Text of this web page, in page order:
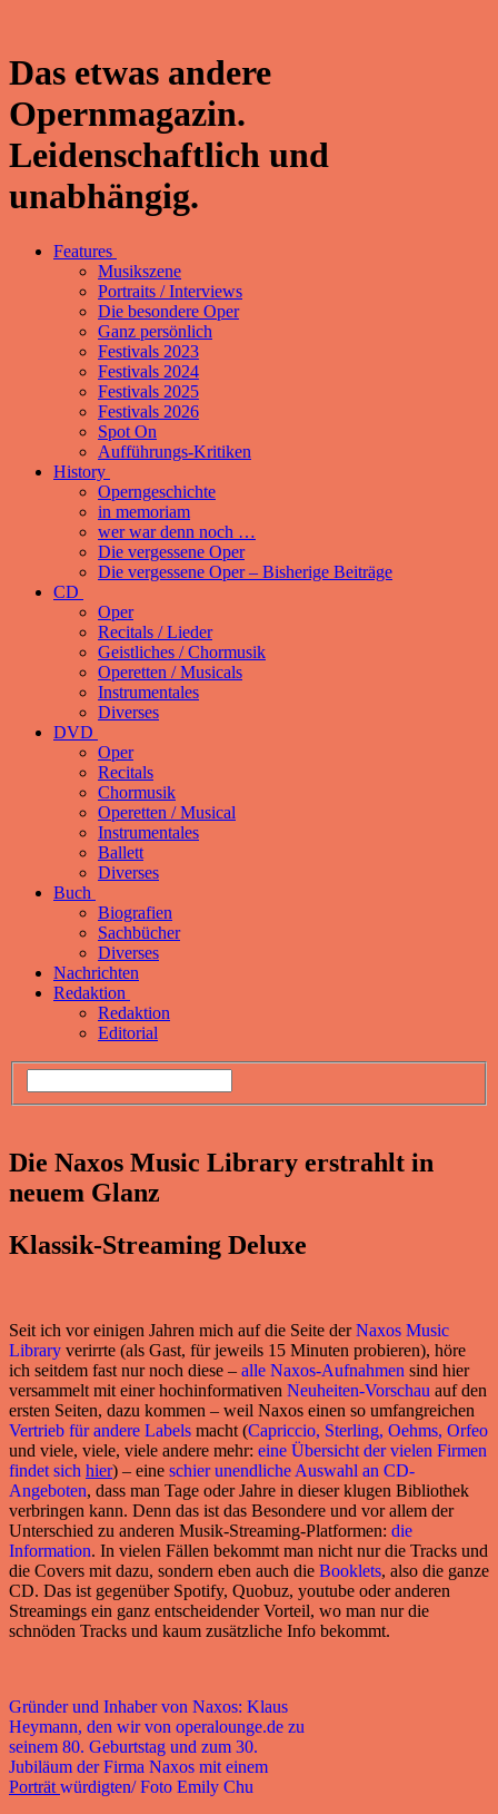
Das etwas andere
Opernmagazin.
Leidenschaftlich und
unabhängig.
Features
Musikszene
Portraits / Interviews
Die besondere Oper
Ganz persönlich
Festivals 2023
Festivals 2024
Festivals 2025
Festivals 2026
Spot On
Aufführungs-Kritiken
History
Operngeschichte
in memoriam
wer war denn noch …
Die vergessene Oper
Die vergessene Oper – Bisherige Beiträge
CD
Oper
Recitals / Lieder
Geistliches / Chormusik
Operetten / Musicals
Instrumentales
Diverses
DVD
Oper
Recitals
Chormusik
Operetten / Musical
Instrumentales
Ballett
Diverses
Buch
Biografien
Sachbücher
Diverses
Nachrichten
Redaktion
Redaktion
Editorial
Die Naxos Music Library erstrahlt in
neuem Glanz
Klassik-Streaming Deluxe
Seit ich vor einigen Jahren mich auf die Seite derNaxos Music
Library verirrte (als Gast, für jeweils 15 Minuten probieren), höre
ich seitdem fast nur noch diese – alle Naxos-Aufnahmen sind hier
versammelt mit einer hochinformativen Neuheiten-Vorschau auf den
ersten Seiten, dazu kommen – weil Naxos einen so umfangreichen
Vertrieb für andere Labels macht (Capriccio, Sterling, Oehms, Orfeo
und viele, viele, viele andere mehr: eine Übersicht der vielen Firmen
findet sich hier) – eine schier unendliche Auswahl an CD-
Angeboten, dass man Tage oder Jahre in dieser klugen Bibliothek
verbringen kann. Denn das ist das Besondere und vor allem der
Unterschied zu anderen Musik-Streaming-Platformen: die
Information. In vielen Fällen bekommt man nicht nur die Tracks und
die Covers mit dazu, sondern eben auch die Booklets, also die ganze
CD. Das ist gegenüber Spotify, Quobuz, youtube oder anderen
Streamings ein ganz entscheidender Vorteil, wo man nur die
schnöden Tracks und kaum zusätzliche Info bekommt.
Gründer und Inhaber von Naxos: Klaus
Heymann, den wir von operalounge.de zu
seinem 80. Geburtstag und zum 30.
Jubiläum der Firma Naxos mit einem
Porträt würdigten/ Foto Emily Chu